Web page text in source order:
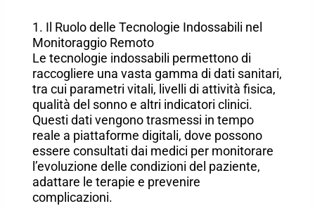
1. Il Ruolo delle Tecnologie Indossabili nel
Monitoraggio Remoto
Le tecnologie indossabili permettono di
raccogliere una vasta gamma di dati sanitari,
tra cui parametri vitali, livelli di attività fisica,
qualità del sonno e altri indicatori clinici.
Questi dati vengono trasmessi in tempo
reale a piattaforme digitali, dove possono
essere consultati dai medici per monitorare
l’evoluzione delle condizioni del paziente,
adattare le terapie e prevenire
complicazioni.